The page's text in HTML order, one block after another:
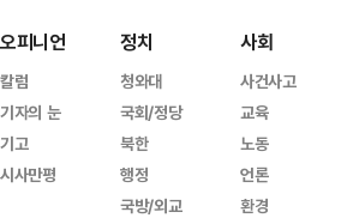
오피니언
칼럼
기자의 눈
기고
시사만평
정치
청와대
국회/정당
북한
행정
국방/외교
사회
사건사고
교육
노동
언론
환경